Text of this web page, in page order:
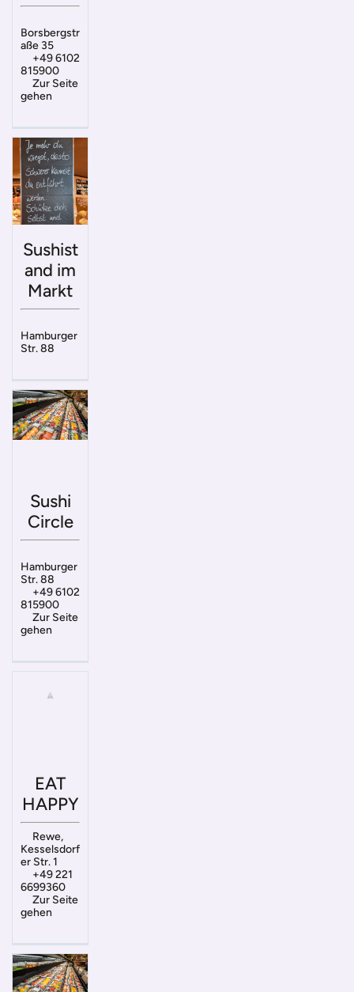
Borsbergstr
aße 35
+49 6102
815900
Zur Seite
gehen
Sushist
and im
Markt
Hamburger
Str. 88
Sushi
Circle
Hamburger
Str. 88
+49 6102
815900
Zur Seite
gehen
EAT
HAPPY
Rewe,
Kesselsdorf
er Str. 1
+49 221
6699360
Zur Seite
gehen